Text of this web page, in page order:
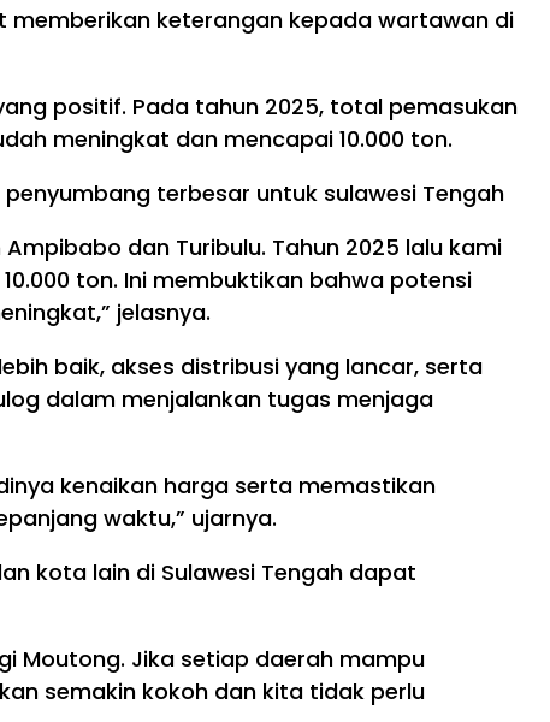
memberikan keterangan kepada wartawan di
positif. Pada tahun 2025, total pemasukan
meningkat dan mencapai 10.000 ton.
terbesar untuk sulawesi Tengah
dan Turibulu. Tahun 2025 lalu kami
ton. Ini membuktikan bahwa potensi
jelasnya.
baik, akses distribusi yang lancar, serta
dalam menjalankan tugas menjaga
kenaikan harga serta memastikan
waktu,” ujarnya.
kota lain di Sulawesi Tengah dapat
Moutong. Jika setiap daerah mampu
semakin kokoh dan kita tidak perlu